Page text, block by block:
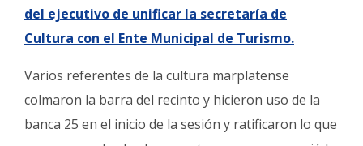
del ejecutivo de unificar la secretaría de
Cultura con el Ente Municipal de Turismo.
Varios referentes de la cultura marplatense
colmaron la barra del recinto y hicieron uso de la
banca 25 en el inicio de la sesión y ratificaron lo que